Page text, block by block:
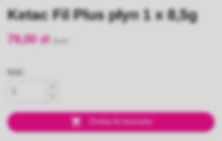
Ketac Fil Plus płyn 1 x 8,5g
79,00 zł
Ilość
 Dodaj do koszyka